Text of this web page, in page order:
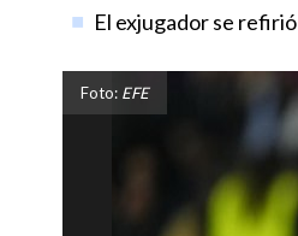
El exjugador se
Foto: EFE